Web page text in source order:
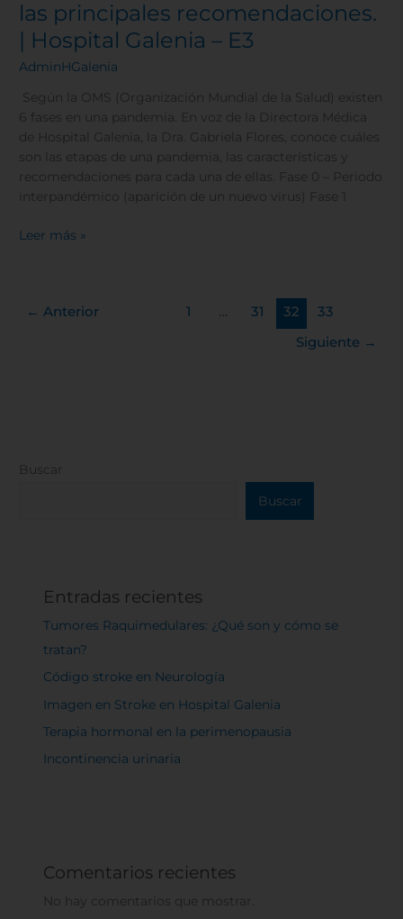
las principales recomendaciones.
| Hospital Galenia – E3
AdminHGalenia
Según la OMS (Organización Mundial de la Salud) existen
6 fases en una pandemia. En voz de la Directora Médica
de Hospital Galenia, la Dra. Gabriela Flores, conoce cuáles
son las etapas de una pandemia, las características y
recomendaciones para cada una de ellas. Fase 0 – Periodo
interpandémico (aparición de un nuevo virus) Fase 1
Leer más »
← Anterior 1 … 31 32
33
Siguiente →
Buscar
Buscar
Entradas recientes
Tumores Raquimedulares: ¿Qué son y cómo se
tratan?
Código stroke en Neurología
Imagen en Stroke en Hospital Galenia
Terapia hormonal en la perimenopausia
Incontinencia urinaria
Comentarios recientes
No hay comentarios que mostrar.
Cookies de rendimiento
Rechazar todas